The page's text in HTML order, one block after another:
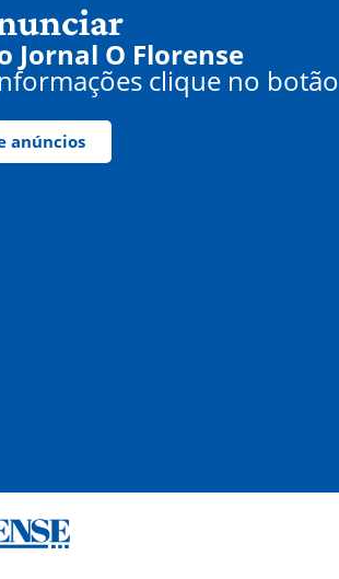
Jornal O Florense
clique no botão
anúncios